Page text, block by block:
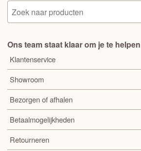
Ons team staat klaar om je te helpen
Klantenservice
Showroom
Bezorgen of afhalen
Betaalmogelijkheden
Retourneren